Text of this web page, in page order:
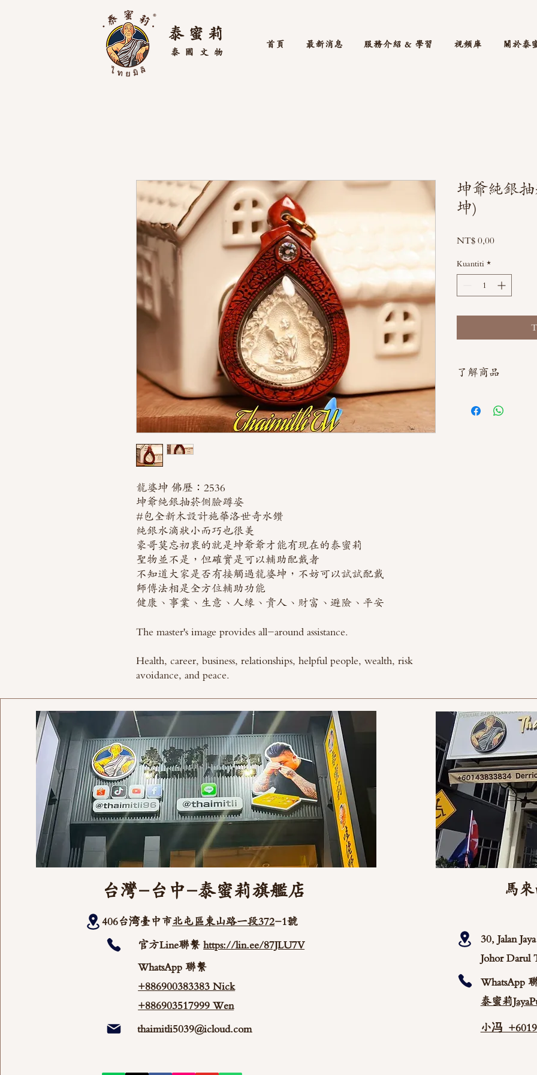
泰 蜜 莉
文物
泰國
首頁 最新消息 服務介紹 & 學習 視頻庫 關於泰
龍婆坤 佛歷：2536
坤爺純銀抽菸側臉蹲姿
#包全新木設計施華洛世奇水鑽
純銀水滴狀小而巧也很美
豪哥莫忘初衷的就是坤爺爺才能有現在的泰蜜莉
聖物並不是，但確實是可以輔助配戴者
不知道大家是否有接觸過龍婆坤，不妨可以試試配戴
師傅法相是全方位輔助功能
健康、事業、生意、人緣、貴人、財富、避險、平安
The master's image provides all-around assistance.
Health, career, business, relationships, helpful people, wealth, risk
avoidance, and peace.
坤爺純銀
坤)
NT$ 0,00Harga
Kuantiti *
了解商品
台灣-台中-泰蜜莉旗艦店
406台湾臺中市北屯區東山路一段372-1號
官方Line聯繫https://lin.ee/87JLU7V
WhatsApp 聯繫
+886900383383 Nick
+886903517999 Wen
thaimitli5039@icloud.com
馬
30, Jalan
Johor Darul
WhatsApp
泰蜜莉
小冯